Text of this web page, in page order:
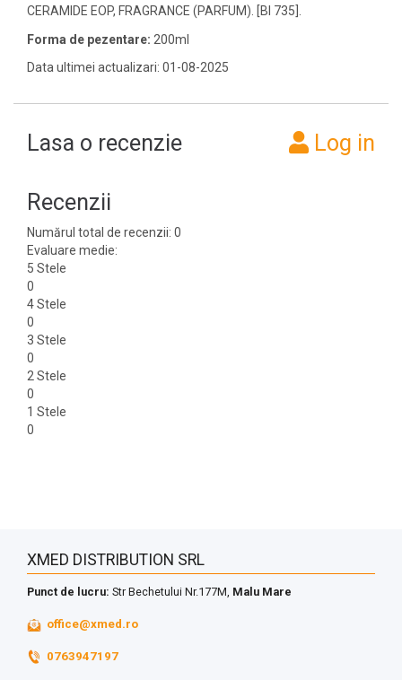
CERAMIDE EOP, FRAGRANCE (PARFUM). [BI 735].
Forma de pezentare: 200ml
Data ultimei actualizari: 01-08-2025
Lasa o recenzie Log in
Recenzii
Numărul total de recenzii: 0
Evaluare medie:
5 Stele
0
4 Stele
0
3 Stele
0
2 Stele
0
1 Stele
0
XMED DISTRIBUTION SRL
Punct de lucru: Str Bechetului Nr.177M, Malu Mare
office@xmed.ro
0763947197